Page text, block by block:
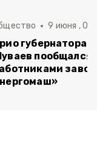
9 июня ,
губернатора
пообщался